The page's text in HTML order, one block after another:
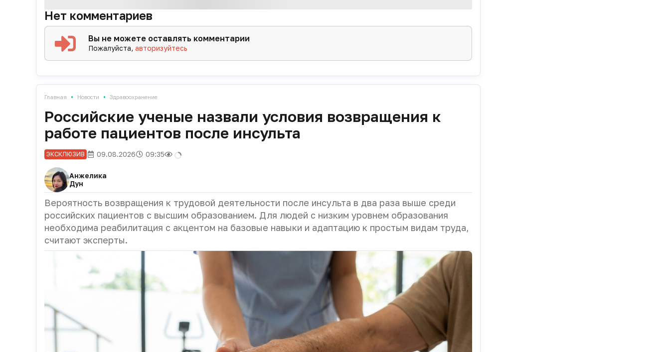
Нет комментариев
Вы не можете оставлять комментарии
Пожалуйста,авторизуйтесь
Главная • Новости • Здравоохранение
Российские ученые назвали условия возвращения к
работе пациентов после инсульта
ЭКСКЛЮЗИВ 09.08.2026 09:35
Анжелика
Дун
Вероятность возвращения к трудовой деятельности после инсульта в два раза выше среди
российских пациентов с высшим образованием. Для людей с низким уровнем образования
необходима реабилитация с акцентом на базовые навыки и адаптацию к простым видам труда,
считают эксперты.